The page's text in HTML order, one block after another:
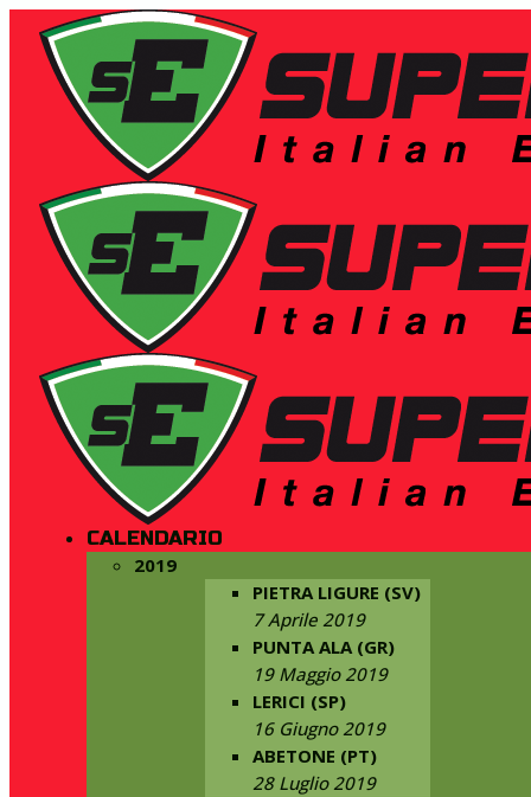
CALENDARIO
2019
PIETRA LIGURE (SV)
7 Aprile 2019
PUNTA ALA (GR)
19 Maggio 2019
LERICI (SP)
16 Giugno 2019
ABETONE (PT)
28 Luglio 2019